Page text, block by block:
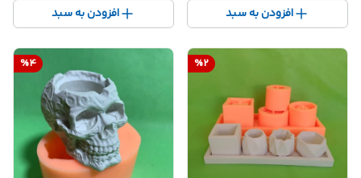
افزودن به سبد افزودن به سبد
%2
%4